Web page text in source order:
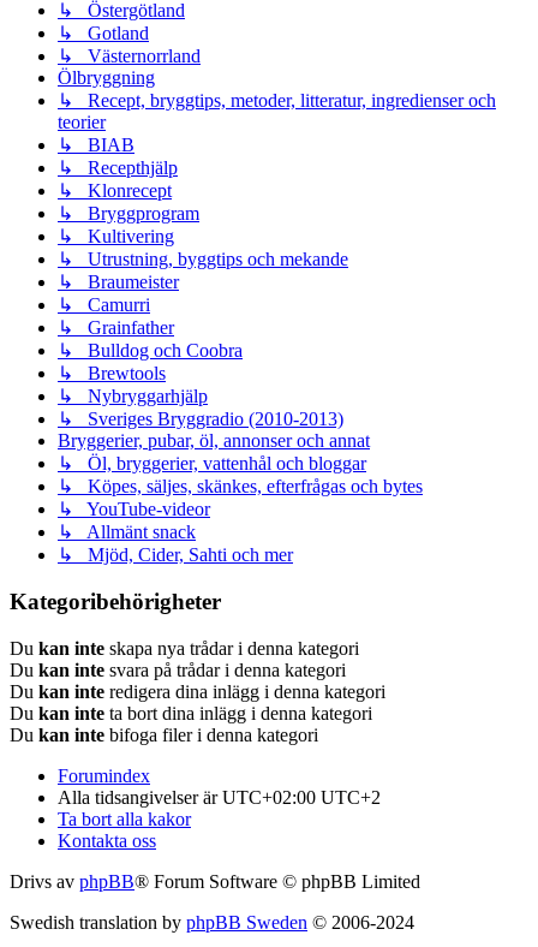
↳ Östergötland
↳ Gotland
↳ Västernorrland
Ölbryggning
↳ Recept, bryggtips, metoder, litteratur, ingredienser och
teorier
↳ BIAB
↳ Recepthjälp
↳ Klonrecept
↳ Bryggprogram
↳ Kultivering
↳ Utrustning, byggtips och mekande
↳ Braumeister
↳ Camurri
↳ Grainfather
↳ Bulldog och Coobra
↳ Brewtools
↳ Nybryggarhjälp
↳ Sveriges Bryggradio (2010-2013)
Bryggerier, pubar, öl, annonser och annat
↳ Öl, bryggerier, vattenhål och bloggar
↳ Köpes, säljes, skänkes, efterfrågas och bytes
↳ YouTube-videor
↳ Allmänt snack
↳ Mjöd, Cider, Sahti och mer
Kategoribehörigheter
Du kan inte skapa nya trådar i denna kategori
Du kan inte svara på trådar i denna kategori
Du kan inte redigera dina inlägg i denna kategori
Du kan inte ta bort dina inlägg i denna kategori
Du kan inte bifoga filer i denna kategori
Forumindex
Alla tidsangivelser är UTC+02:00 UTC+2
Ta bort alla kakor
Kontakta oss
Drivs av phpBB® Forum Software © phpBB Limited
Swedish translation by phpBB Sweden © 2006-2024